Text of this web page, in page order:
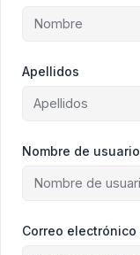
Apellidos
Nombre de usuario
Correo electrónico